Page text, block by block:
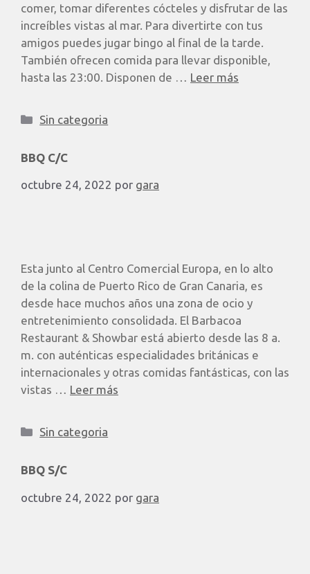
comer, tomar diferentes cócteles y disfrutar de las
increíbles vistas al mar. Para divertirte con tus
amigos puedes jugar bingo al final de la tarde.
También ofrecen comida para llevar disponible,
hasta las 23:00. Disponen de … Leer más
Sin categoria
BBQ C/C
octubre 24, 2022 por gara
Esta junto al Centro Comercial Europa, en lo alto
de la colina de Puerto Rico de Gran Canaria, es
desde hace muchos años una zona de ocio y
entretenimiento consolidada. El Barbacoa
Restaurant & Showbar está abierto desde las 8 a.
m. con auténticas especialidades británicas e
internacionales y otras comidas fantásticas, con las
vistas … Leer más
Sin categoria
BBQ S/C
octubre 24, 2022 por gara